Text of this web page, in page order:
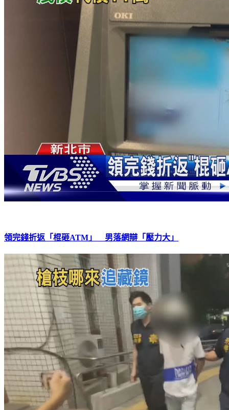
領完錢折返「棍砸ATM」 男落網辯「壓力大」